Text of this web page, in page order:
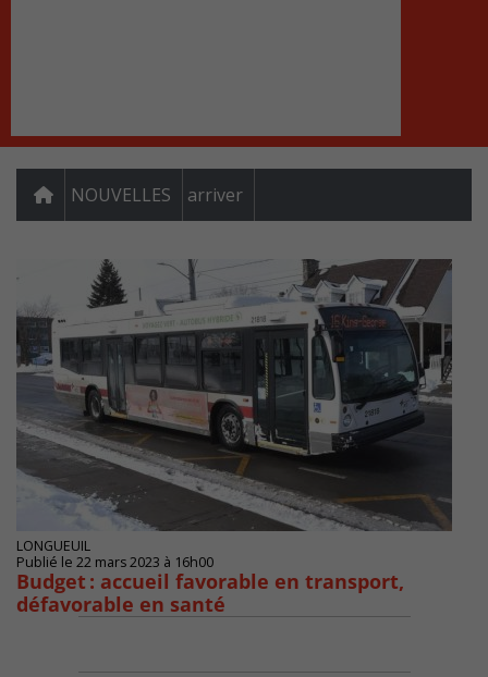
NOUVELLES arriver
LONGUEUIL
Publié le 22 mars 2023 à 16h00
Budget : accueil favorable en transport,
défavorable en santé